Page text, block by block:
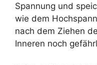
Spannung und
wie dem
nach dem Ziehen
Inneren noch